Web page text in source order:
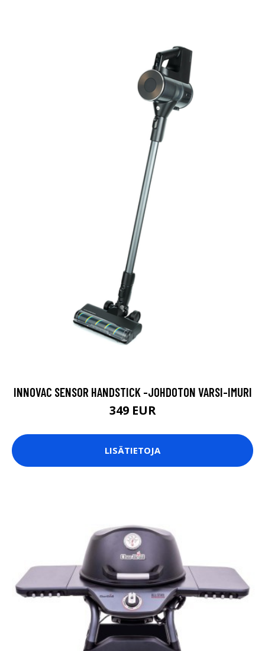
INNOVAC SENSOR HANDSTICK -JOHDOTON VARSI-IMURI
349 EUR
LISÄTIETOJA